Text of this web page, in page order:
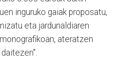
inguruko gaiak proposatu,
eta jardunaldiaren
ateratzen